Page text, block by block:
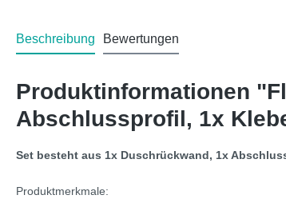
Beschreibung Bewertungen
Produktinformationen
Abschlussprofil, 1x
Set besteht aus 1x Duschrückwand, 1x
Produktmerkmale: